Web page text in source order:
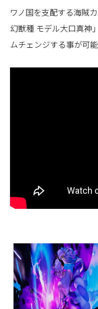
ワノ国を支配する海賊
幻獣種 モデル大口真神
ムチェンジする事が可能